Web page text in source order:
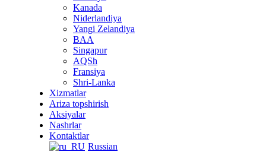
Kanada
Niderlandiya
Yangi Zelandiya
BAA
Singapur
AQSh
Fransiya
Shri-Lanka
Xizmatlar
Ariza topshirish
Aksiyalar
Nashrlar
Kontaktlar
Russian